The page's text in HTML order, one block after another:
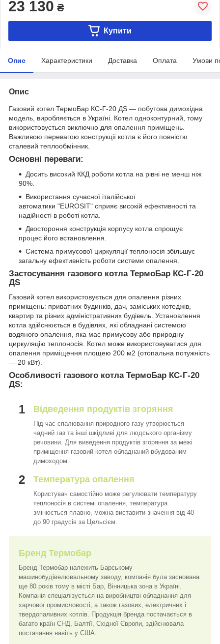
23 130 ₴
Купити
Опис Характеристики Доставка Оплата Умови
Опис
Газовий котел ТермоБар КС-Г-20 ДS — побутова димохідна
модель, виробляється в Україні. Котел одноконтурний, тому
використовується виключно для опалення приміщень.
Важливою перевагою конструкції котла є його повністю
сталевий теплообмінник.
Основні переваги:
Досить високий ККД роботи котла на рівні не менш ніж
90%.
Використання сучасної італійської
автоматики "EUROSIT" сприяє високій ефективності та
надійності в роботі котла.
Двостороння конструкція корпусу котла спрощує
процес його встановлення.
Система примусової циркуляції теплоносія збільшує
загальну ефективність роботи системи опалення.
Застосування газового котла ТермоБар КС-Г-20
ДS
Газовий котел використовується для опалення різних
приміщень: приватних будинків, дач, заміських котеджів,
квартир та різних адміністративних будівель. Установлення
котла здійснюється в будівлях, які обладнані системою
водяного опалення, яка має примусову або природну
циркуляцію теплоносія. Котел може використовуватися для
опалення приміщення площею 200 м2 (отопальна потужність
— 20 кВт).
Особливості газового котла ТермоБар КС-Г-20
ДS:
1 Відведення продуктів згоряння
Під час спалювання природного газу утворюється
чадний газ та інші шкідливі для людського організму
речовини. Для виведення продуктів згоряння за межі
приміщення газовий котел обладнаний вбудованим
димоходом.
2 Температура опалення
Користувач самостійно може регулювати температуру
теплоносія в системі опалення, температура
змінюється плавно, можна виставити значення від 40
до 90 градусів за Цельсієм.
Бренд Термобар
Бренд Термобар належить Барському
машинобудівелювальному заводу, компанія була заснована
ще 80 років тому в місті Бар, Вінницька зона в Україні.
Компанія спеціалізується на виробництві обладнання для
харчової промисловості, а також газових, електричних і
твердопаливних котлів. Продукція бренда постачається в
багато країн СНД, Балтії, Східної Європи, здійснювала
постачання навіть у США.